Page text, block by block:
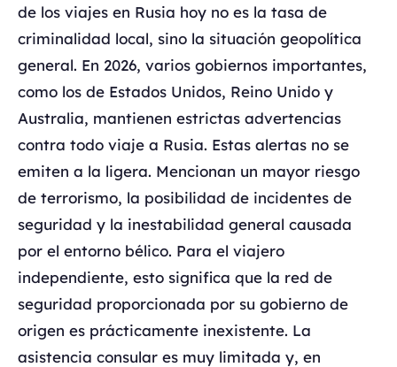
de los viajes en Rusia hoy no es la tasa de
criminalidad local, sino la situación geopolítica
general. En 2026, varios gobiernos importantes,
como los de Estados Unidos, Reino Unido y
Australia, mantienen estrictas advertencias
contra todo viaje a Rusia. Estas alertas no se
emiten a la ligera. Mencionan un mayor riesgo
de terrorismo, la posibilidad de incidentes de
seguridad y la inestabilidad general causada
por el entorno bélico. Para el viajero
independiente, esto significa que la red de
seguridad proporcionada por su gobierno de
origen es prácticamente inexistente. La
asistencia consular es muy limitada y, en